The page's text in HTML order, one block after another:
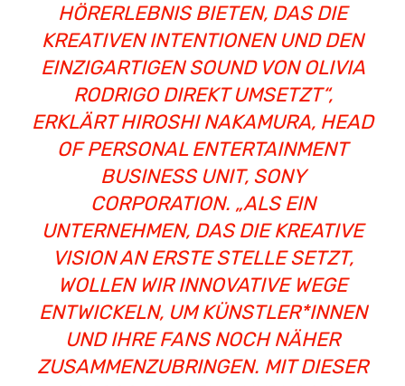
HÖRERLEBNIS BIETEN, DAS DIE
KREATIVEN INTENTIONEN UND DEN
EINZIGARTIGEN SOUND VON OLIVIA
RODRIGO DIREKT UMSETZT“,
ERKLÄRT HIROSHI NAKAMURA, HEAD
OF PERSONAL ENTERTAINMENT
BUSINESS UNIT, SONY
CORPORATION. „ALS EIN
UNTERNEHMEN, DAS DIE KREATIVE
VISION AN ERSTE STELLE SETZT,
WOLLEN WIR INNOVATIVE WEGE
ENTWICKELN, UM KÜNSTLER*INNEN
UND IHRE FANS NOCH NÄHER
ZUSAMMENZUBRINGEN. MIT DIESER